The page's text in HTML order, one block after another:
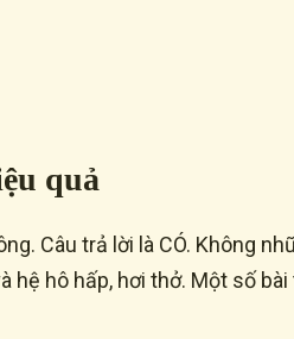
quả
Câu trả lời là CÓ. Không
hô hấp, hơi thở. Một số